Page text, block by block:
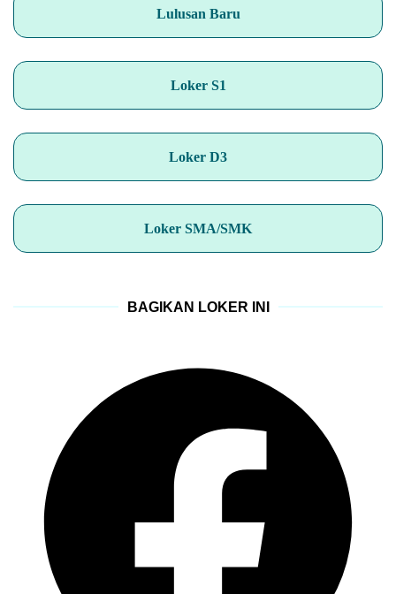
Lulusan Baru
Loker S1
Loker D3
Loker SMA/SMK
BAGIKAN LOKER INI